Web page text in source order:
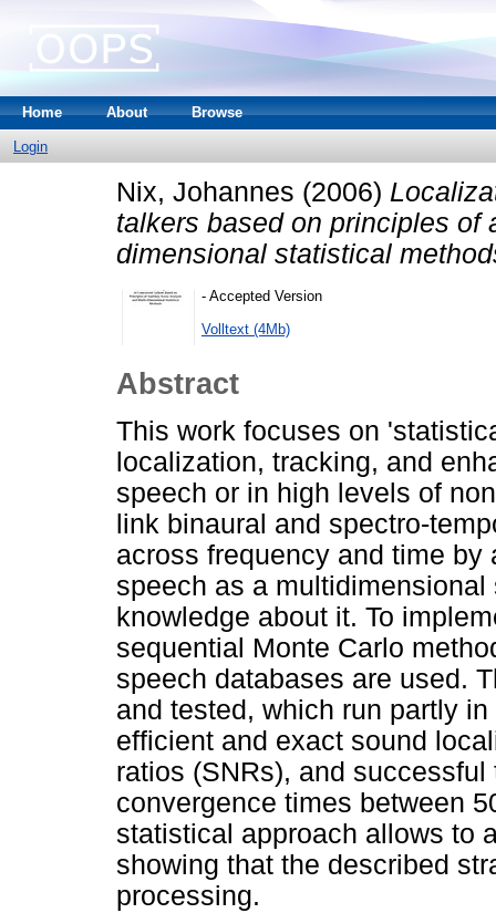
Home About Browse
Login
Nix, Johannes (2006)
talkers based on principles of
dimensional statistical
- Accepted Version
Volltext (4Mb)
Abstract
This work focuses on
localization, tracking, and
speech or in high levels of
link binaural and spectro-
across frequency and time
speech as a
knowledge about it. To
sequential Monte Carlo
speech databases are used.
and tested, which run partly
efficient and exact sound
ratios (SNRs), and
convergence times between
statistical approach allows to
showing that the described
processing.